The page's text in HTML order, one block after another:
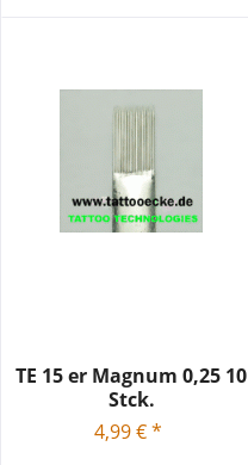
TE 15 er Magnum 0,25 10
Stck.
4,99 € *